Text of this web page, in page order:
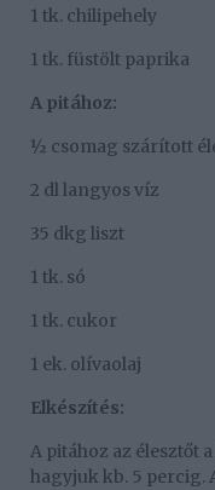
1 tk. chilipehely
1 tk. füstölt paprika
A pitához:
½ csomag szárított
2 dl langyos víz
35 dkg liszt
1 tk. só
1 tk. cukor
1 ek. olívaolaj
Elkészítés:
A pitához az élesztőt
hagyjuk kb. 5 percig.